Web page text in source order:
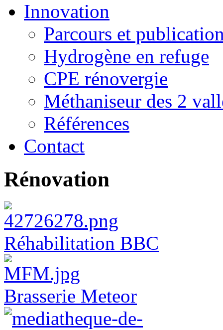
Innovation
Parcours et
Hydrogène en refuge
CPE rénovergie
Méthaniseur des 2
Références
Contact
Rénovation
Réhabilitation BBC
Brasserie Meteor